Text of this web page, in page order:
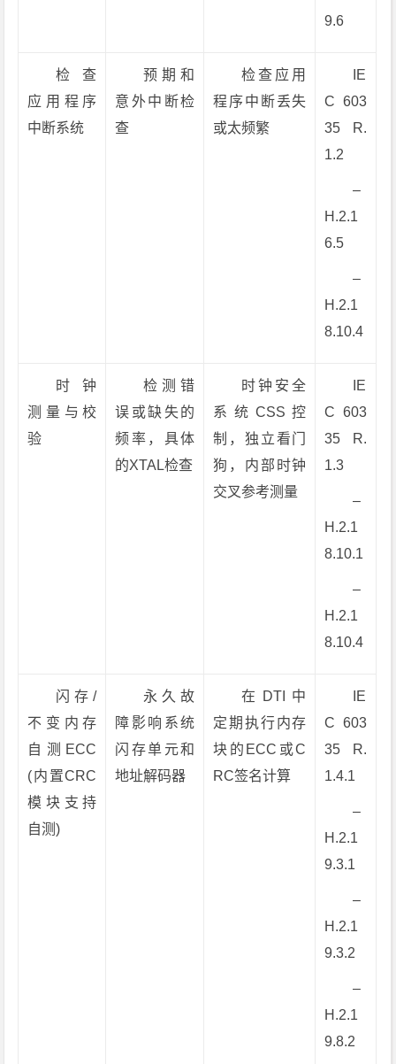
9.6
检查
应用程序
中断系统
预期和
意外中断检
查
检查应用
程序中断丢失
或太频繁
IE
C 603
35 R.
1.2
–
H.2.1
6.5
–
H.2.1
8.10.4
时钟
测量与校
验
检测错
误或缺失的
频率，具体
的XTAL检查
时钟安全
系统CSS控
制，独立看门
狗，内部时钟
交叉参考测量
IE
C 603
35 R.
1.3
–
H.2.1
8.10.1
–
H.2.1
8.10.4
闪存/
不变内存
自测ECC
(内置CRC
模块支持
自测)
永久故
障影响系统
闪存单元和
地址解码器
在DTI中
定期执行内存
块的ECC或C
RC签名计算
IE
C 603
35 R.
1.4.1
–
H.2.1
9.3.1
–
H.2.1
9.3.2
–
H.2.1
9.8.2